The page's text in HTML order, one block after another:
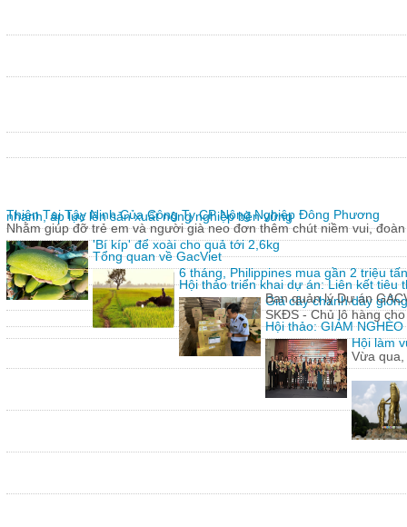
nhanh, áp lực lên sản xuất nông nghiệp bền vững
'Bí kíp' để xoài cho quả tới 2,6kg
6 tháng, Philippines mua gần 2 triệu
Giả cây chanh dây
SKĐS - Chủ lô hàng
Hội làm
Vừa qua,
Thiện Tại Tây Ninh Của Công Ty CP Nông Nghiệp Đông Phương
Nhằm giúp đỡ trẻ em và người già neo đơn thêm chút niềm vui,
Tổng quan về GacViet
Hội thảo triển khai dự án: Liên kết tiêu
Ban quản lý Dự án
Hội thảo: GIẢM